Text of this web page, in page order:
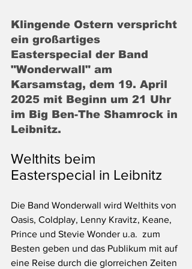
Klingende Ostern verspricht
ein großartiges
Easterspecial der Band
"Wonderwall" am
Karsamstag, dem 19. April
2025 mit Beginn um 21 Uhr
im Big Ben-The Shamrock in
Leibnitz.
Welthits beim
Easterspecial in Leibnitz
Die Band Wonderwall wird Welthits von
Oasis, Coldplay, Lenny Kravitz, Keane,
Prince und Stevie Wonder u.a.  zum
Besten geben und das Publikum mit auf
eine Reise durch die glorreichen Zeiten